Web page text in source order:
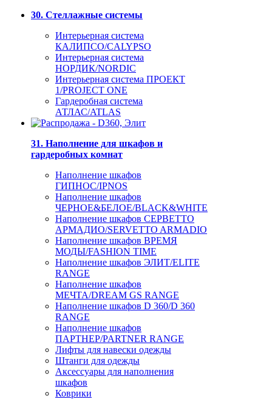
30. Стеллажные системы
Интерьерная система
КАЛИПСО/CALYPSO
Интерьерная система
НОРДИК/NORDIC
Интерьерная система ПРОЕКТ
1/PROJECT ONE
Гардеробная система
АТЛАС/ATLAS
31. Наполнение для шкафов и
гардеробных комнат
Наполнение шкафов
ГИПНОС/IPNOS
Наполнение шкафов
ЧЕРНОЕ&БЕЛОЕ/BLACK&WHITE
Наполнение шкафов СЕРВЕТТО
АРМАДИО/SERVETTO ARMADIO
Наполнение шкафов ВРЕМЯ
МОДЫ/FASHION TIME
Наполнение шкафов ЭЛИТ/ELITE
RANGE
Наполнение шкафов
МЕЧТА/DREAM GS RANGE
Наполнение шкафов D 360/D 360
RANGE
Наполнение шкафов
ПАРТНЕР/PARTNER RANGE
Лифты для навески одежды
Штанги для одежды
Аксессуары для наполнения
шкафов
Коврики